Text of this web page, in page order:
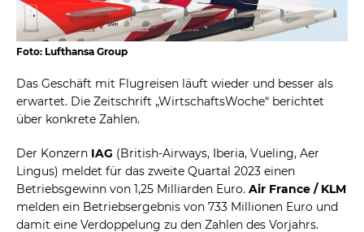
Foto: Lufthansa Group
Das Geschäft mit Flugreisen läuft wieder und besser als
erwartet. Die Zeitschrift „WirtschaftsWoche“ berichtet
über konkrete Zahlen.
Der Konzern IAG (British-Airways, Iberia, Vueling, Aer
Lingus) meldet für das zweite Quartal 2023 einen
Betriebsgewinn von 1,25 Milliarden Euro. Air France / KLM
melden ein Betriebsergebnis von 733 Millionen Euro und
damit eine Verdoppelung zu den Zahlen des Vorjahrs.